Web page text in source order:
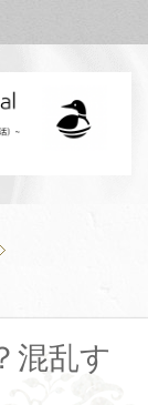
混乱す